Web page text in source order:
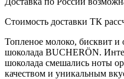
Стоимость доставки ТК
Топленое молоко, бисквит и
шоколада BUCHERÖN.
шоколада смешались ноты
качеством и уникальным